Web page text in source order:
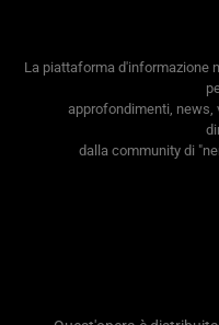
La piattaforma d'informazione
approfondimenti, news,
dalla community di